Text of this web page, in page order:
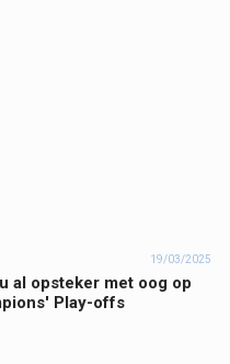
19/03/2025
al opsteker met oog op
Play-offs